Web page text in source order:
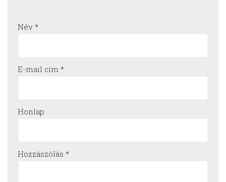
Név *
E-mail cím *
Honlap
Hozzászólás *